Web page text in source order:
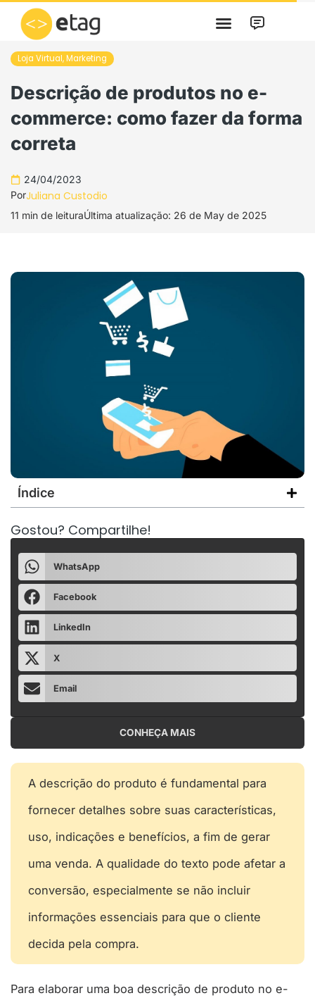
content
Loja Virtual,Marketing
Descrição de produtos no e-
commerce: como fazer da forma
correta
24/04/2023
PorJuliana Custodio
11 min de leituraÚltima atualização: 26 de May de 2025
Índice
Gostou? Compartilhe!
WhatsApp
Facebook
LinkedIn
X
Email
CONHEÇA MAIS
A descrição do produto é fundamental para
fornecer detalhes sobre suas características,
uso, indicações e benefícios, a fim de gerar
uma venda. A qualidade do texto pode afetar a
conversão, especialmente se não incluir
informações essenciais para que o cliente
decida pela compra.
Para elaborar uma boa descrição de produto no e-